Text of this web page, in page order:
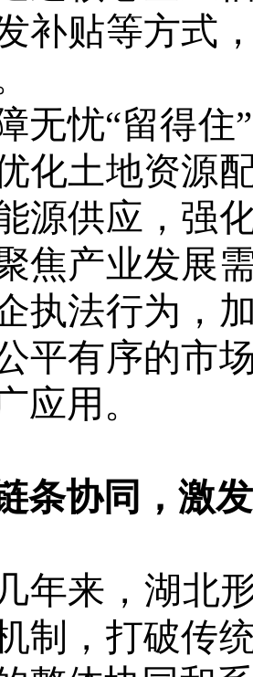
补贴等方式
无忧“留得住
化土地资源
源供应，强
焦产业发展
执法行为，
平有序的市
应用。
条协同，激
年来，湖北
制，打破传